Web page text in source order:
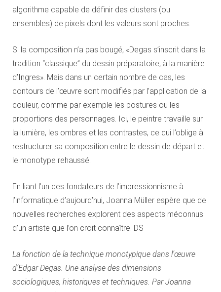
algorithme capable de définir des clusters (ou
ensembles) de pixels dont les valeurs sont proches.
Si la composition n’a pas bougé, «Degas s’inscrit dans la
tradition “classique” du dessin préparatoire, à la manière
d’Ingres». Mais dans un certain nombre de cas, les
contours de l’œuvre sont modifiés par l’application de la
couleur, comme par exemple les postures ou les
proportions des personnages. Ici, le peintre travaille sur
la lumière, les ombres et les contrastes, ce qui l’oblige à
restructurer sa composition entre le dessin de départ et
le monotype rehaussé.
En liant l’un des fondateurs de l’impressionnisme à
l’informatique d’aujourd’hui, Joanna Müller espère que de
nouvelles recherches explorent des aspects méconnus
d’un artiste que l’on croit connaître. DS
La fonction de la technique monotypique dans l’œuvre
d’Edgar Degas. Une analyse des dimensions
sociologiques, historiques et techniques. Par Joanna